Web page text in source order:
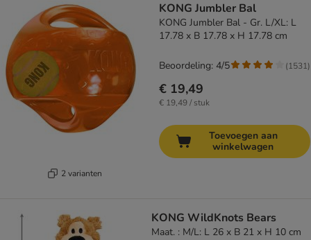
2 varianten
KONG Jumbler Bal
KONG Jumbler Bal - Gr. L/XL: L
17.78 x B 17.78 x H 17.78 cm
€ 19,49
€ 19,49 / stuk
Beoordeling: 4/5 (1531)
Toevoegen aan
winkelwagen
KONG WildKnots Bears
Maat. : M/L: L 26 x B 21 x H 10 cm